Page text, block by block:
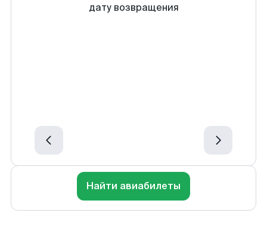
дату возвращения
Найти авиабилеты